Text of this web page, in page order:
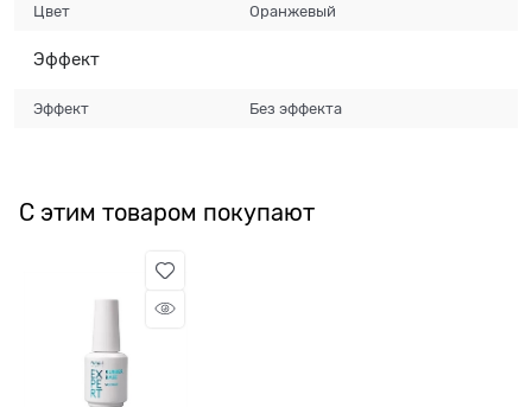
Цвет Оранжевый
Эффект
Эффект Без эффекта
С этим товаром покупают